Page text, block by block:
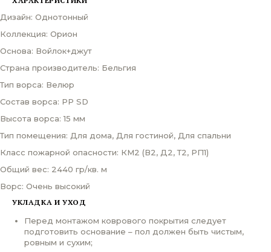
Дизайн: Однотонный
Коллекция: Орион
Основа: Войлок+джут
Страна производитель: Бельгия
Тип ворса: Велюр
Состав ворса: PP SD
Высота ворса: 15 мм
Тип помещения: Для дома, Для гостиной, Для спальни
Класс пожарной опасности: КМ2 (В2, Д2, Т2, РП1)
Общий вес: 2440 гр/кв. м
Ворс: Очень высокий
УКЛАДКА И УХОД
Перед монтажом коврового покрытия следует
подготовить основание – пол должен быть чистым,
ровным и сухим;